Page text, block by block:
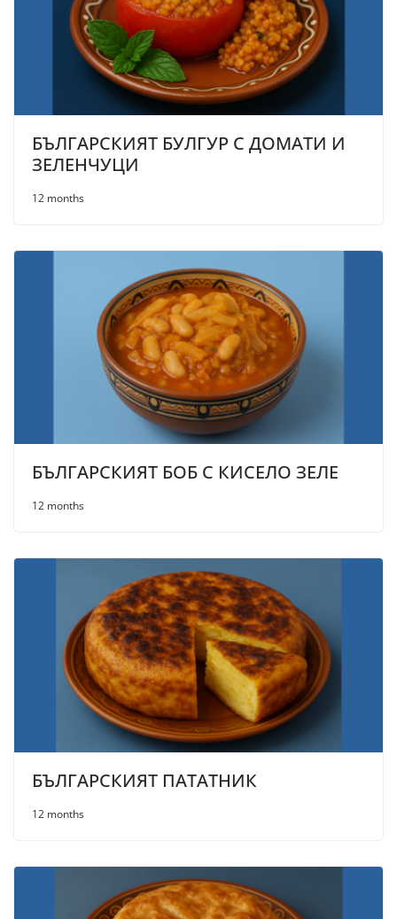
БЪЛГАРСКИЯТ БУЛГУР С ДОМАТИ И
ЗЕЛЕНЧУЦИ
12 months
БЪЛГАРСКИЯТ БОБ С КИСЕЛО ЗЕЛЕ
12 months
БЪЛГАРСКИЯТ ПАТАТНИК
12 months